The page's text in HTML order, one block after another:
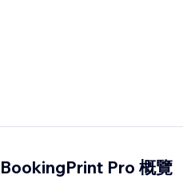
BookingPrint Pro 概覽